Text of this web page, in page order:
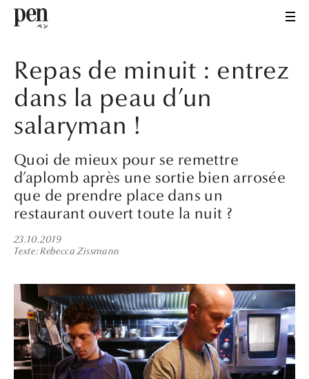
Repas de minuit : entrez
dans la peau d’un
salaryman !
Quoi de mieux pour se remettre
d’aplomb après une sortie bien arrosée
que de prendre place dans un
restaurant ouvert toute la nuit ?
23.10.2019
Texte Rebecca Zissmann